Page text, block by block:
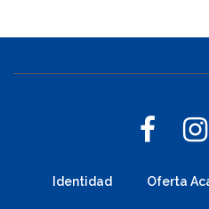
Identidad Oferta